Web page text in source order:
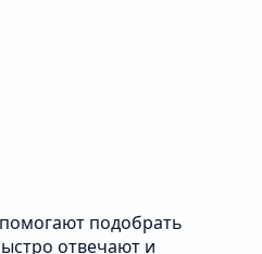
подобрать
отвечают и